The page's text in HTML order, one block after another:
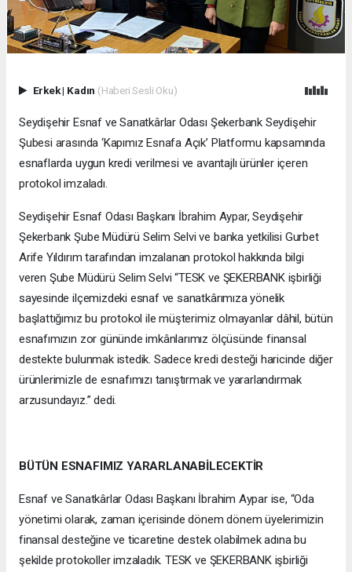
Erkek| Kadın (Haberi Sesli Oku)
Seydişehir Esnaf ve Sanatkârlar Odası Şekerbank Seydişehir
Şubesi arasında ‘Kapımız Esnafa Açık’ Platformu kapsamında
esnaflarda uygun kredi verilmesi ve avantajlı ürünler içeren
protokol imzaladı.
Seydişehir Esnaf Odası Başkanı İbrahim Aypar, Seydişehir
Şekerbank Şube Müdürü Selim Selvi ve banka yetkilisi Gurbet
Arife Yıldırım tarafından imzalanan protokol hakkında bilgi
veren Şube Müdürü Selim Selvi “TESK ve ŞEKERBANK işbirliği
sayesinde ilçemizdeki esnaf ve sanatkârımıza yönelik
başlattığımız bu protokol ile müşterimiz olmayanlar dâhil, bütün
esnafımızın zor gününde imkânlarımız ölçüsünde finansal
destekte bulunmak istedik. Sadece kredi desteği haricinde diğer
ürünlerimizle de esnafımızı tanıştırmak ve yararlandırmak
arzusundayız.” dedi.
BÜTÜN ESNAFIMIZ YARARLANABİLECEKTİR
Esnaf ve Sanatkârlar Odası Başkanı İbrahim Aypar ise, “Oda
yönetimi olarak, zaman içerisinde dönem dönem üyelerimizin
finansal desteğine ve ticaretine destek olabilmek adına bu
şekilde protokoller imzaladık. TESK ve ŞEKERBANK işbirliği